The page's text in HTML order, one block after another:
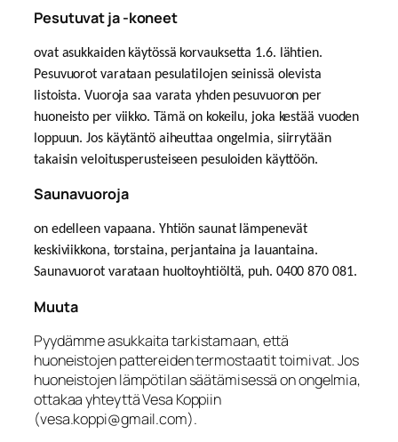
Pesutuvat ja -koneet
ovat asukkaiden käytössä korvauksetta 1.6. lähtien.
Pesuvuorot varataan pesulatilojen seinissä olevista
listoista. Vuoroja saa varata yhden pesuvuoron per
huoneisto per viikko. Tämä on kokeilu, joka kestää vuoden
loppuun. Jos käytäntö aiheuttaa ongelmia, siirrytään
takaisin veloitusperusteiseen pesuloiden käyttöön.
Saunavuoroja
on edelleen vapaana. Yhtiön saunat lämpenevät
keskiviikkona, torstaina, perjantaina ja lauantaina.
Saunavuorot varataan huoltoyhtiöltä, puh. 0400 870 081.
Muuta
Pyydämme asukkaita tarkistamaan, että
huoneistojen pattereiden termostaatit toimivat. Jos
huoneistojen lämpötilan säätämisessä on ongelmia,
ottakaa yhteyttä Vesa Koppiin
(vesa.koppi@gmail.com).